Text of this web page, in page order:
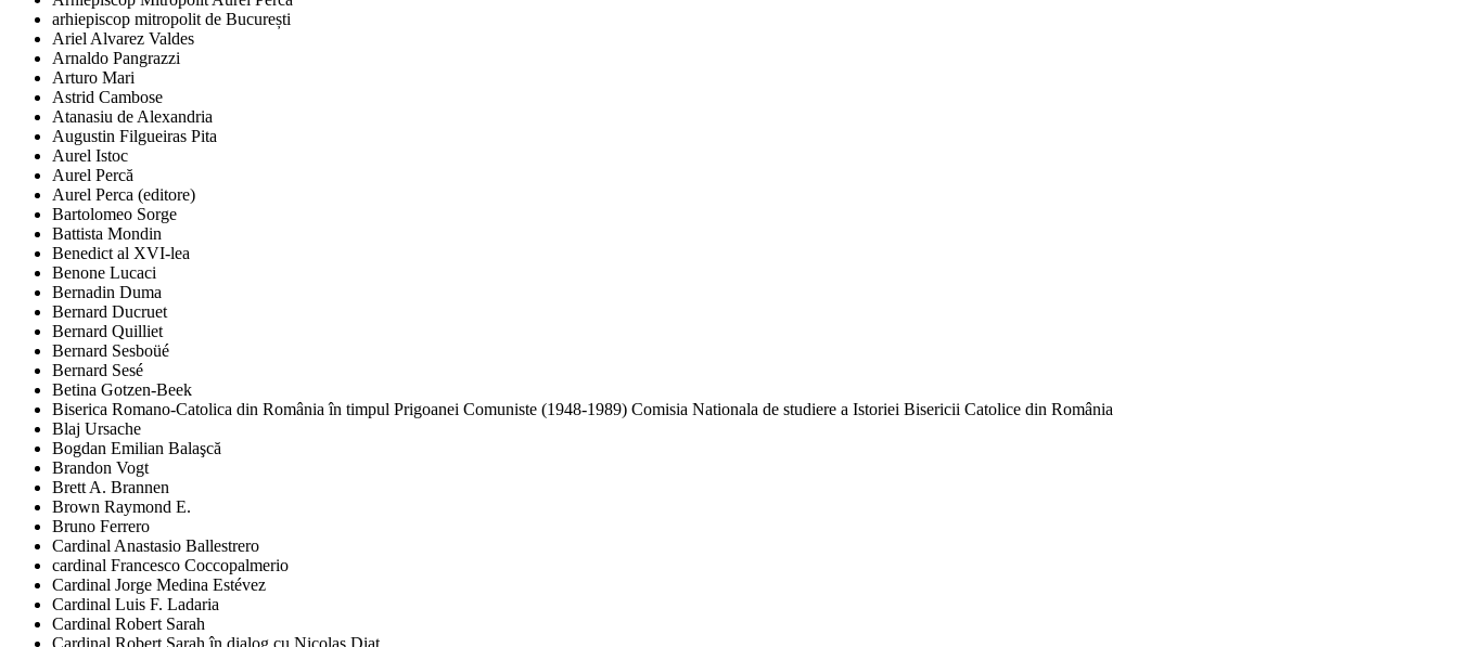
arhiepiscop mitropolit de București
Ariel Alvarez Valdes
Arnaldo Pangrazzi
Arturo Mari
Astrid Cambose
Atanasiu de Alexandria
Augustin Filgueiras Pita
Aurel Istoc
Aurel Percă
Aurel Perca (editore)
Bartolomeo Sorge
Battista Mondin
Benedict al XVI-lea
Benone Lucaci
Bernadin Duma
Bernard Ducruet
Bernard Quilliet
Bernard Sesboüé
Bernard Sesé
Betina Gotzen-Beek
Biserica Romano-Catolica din România în timpul Prigoanei Comuniste (1948-1989) Comisia Nationala de studiere a Istoriei Bisericii Catolice din România
Blaj Ursache
Bogdan Emilian Balaşcă
Brandon Vogt
Brett A. Brannen
Brown Raymond E.
Bruno Ferrero
Cardinal Anastasio Ballestrero
cardinal Francesco Coccopalmerio
Cardinal Jorge Medina Estévez
Cardinal Luis F. Ladaria
Cardinal Robert Sarah